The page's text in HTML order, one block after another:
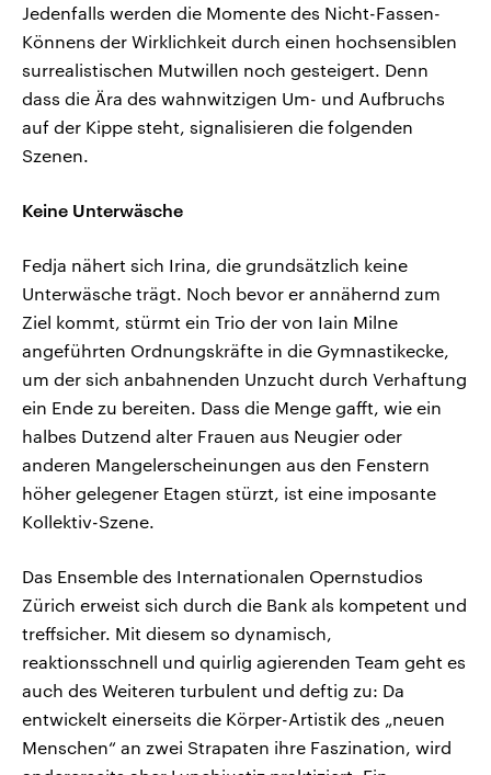
Jedenfalls werden die Momente des Nicht-Fassen-
Könnens der Wirklichkeit durch einen hochsensiblen
surrealistischen Mutwillen noch gesteigert. Denn
dass die Ära des wahnwitzigen Um- und Aufbruchs
auf der Kippe steht, signalisieren die folgenden
Szenen.
Keine Unterwäsche
Fedja nähert sich Irina, die grundsätzlich keine
Unterwäsche trägt. Noch bevor er annähernd zum
Ziel kommt, stürmt ein Trio der von Iain Milne
angeführten Ordnungskräfte in die Gymnastikecke,
um der sich anbahnenden Unzucht durch Verhaftung
ein Ende zu bereiten. Dass die Menge gafft, wie ein
halbes Dutzend alter Frauen aus Neugier oder
anderen Mangelerscheinungen aus den Fenstern
höher gelegener Etagen stürzt, ist eine imposante
Kollektiv-Szene.
Das Ensemble des Internationalen Opernstudios
Zürich erweist sich durch die Bank als kompetent und
treffsicher. Mit diesem so dynamisch,
reaktionsschnell und quirlig agierenden Team geht es
auch des Weiteren turbulent und deftig zu: Da
entwickelt einerseits die Körper-Artistik des „neuen
Menschen“ an zwei Strapaten ihre Faszination, wird